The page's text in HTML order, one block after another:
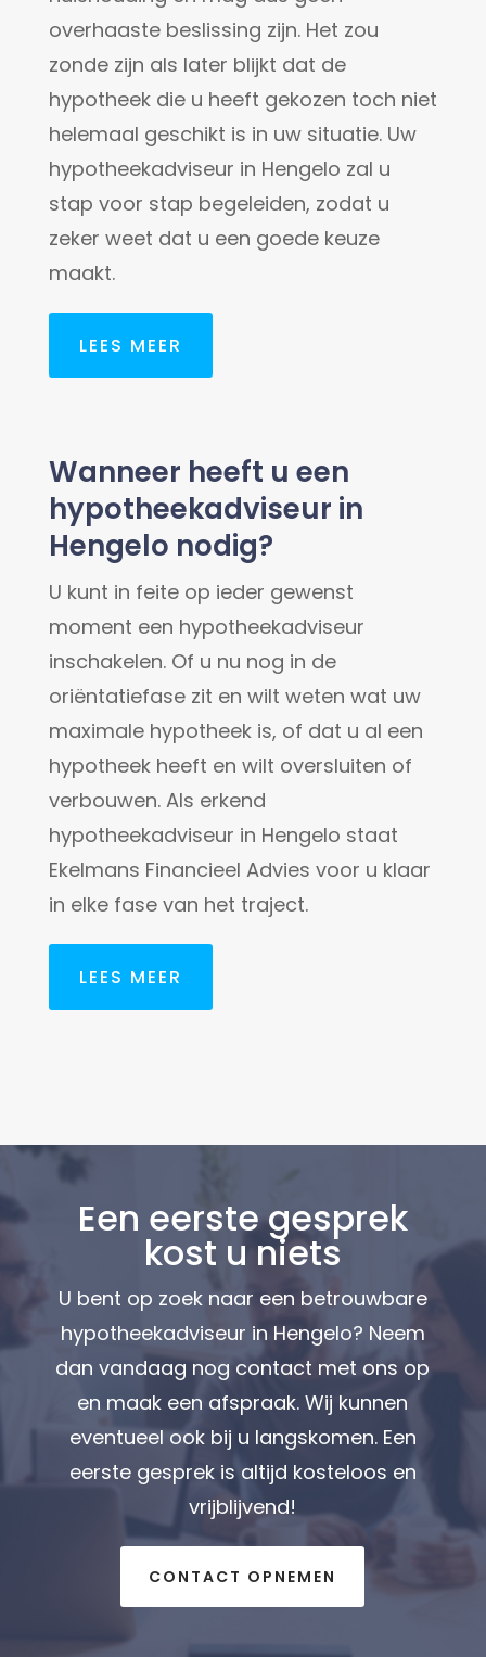
overhaaste beslissing zijn. Het zou
zonde zijn als later blijkt dat de
hypotheek die u heeft gekozen toch niet
helemaal geschikt is in uw situatie. Uw
hypotheekadviseur in Hengelo zal u
stap voor stap begeleiden, zodat u
zeker weet dat u een goede keuze
maakt.
LEES MEER
Wanneer heeft u een
hypotheekadviseur in
Hengelo nodig?
U kunt in feite op ieder gewenst
moment een hypotheekadviseur
inschakelen. Of u nu nog in de
oriëntatiefase zit en wilt weten wat uw
maximale hypotheek is, of dat u al een
hypotheek heeft en wilt oversluiten of
verbouwen. Als erkend
hypotheekadviseur in Hengelo staat
Ekelmans Financieel Advies voor u klaar
in elke fase van het traject.
LEES MEER
Een eerste gesprek
kost u niets
U bent op zoek naar een betrouwbare
hypotheekadviseur in Hengelo? Neem
dan vandaag nog contact met ons op
en maak een afspraak. Wij kunnen
eventueel ook bij u langskomen. Een
eerste gesprek is altijd kosteloos en
vrijblijvend!
CONTACT OPNEMEN